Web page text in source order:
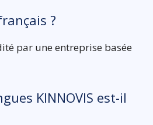
?
par une entreprise basée
KINNOVIS est-il